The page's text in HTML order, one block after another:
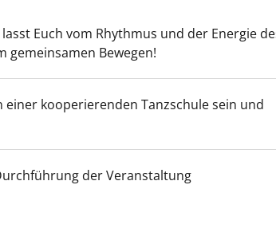
Euch vom Rhythmus und der Energie
gemeinsamen Bewegen!
einer kooperierenden Tanzschule sein und
der Veranstaltung